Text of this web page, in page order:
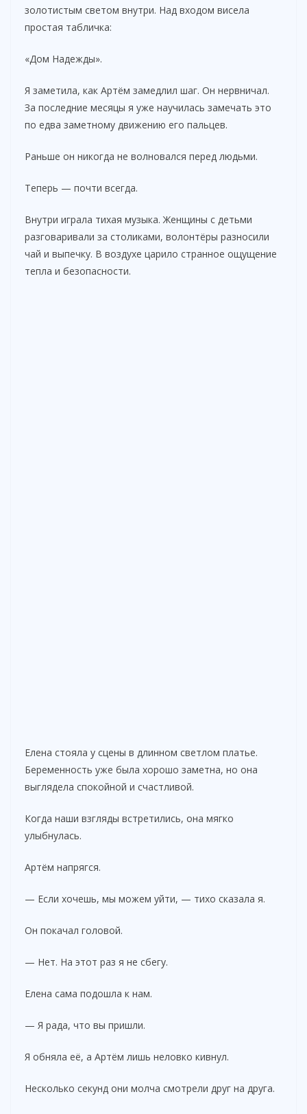
золотистым светом внутри. Над входом висела
простая табличка:
«Дом Надежды».
Я заметила, как Артём замедлил шаг. Он нервничал.
За последние месяцы я уже научилась замечать это
по едва заметному движению его пальцев.
Раньше он никогда не волновался перед людьми.
Теперь — почти всегда.
Внутри играла тихая музыка. Женщины с детьми
разговаривали за столиками, волонтёры разносили
чай и выпечку. В воздухе царило странное ощущение
тепла и безопасности.
Елена стояла у сцены в длинном светлом платье.
Беременность уже была хорошо заметна, но она
выглядела спокойной и счастливой.
Когда наши взгляды встретились, она мягко
улыбнулась.
Артём напрягся.
— Если хочешь, мы можем уйти, — тихо сказала я.
Он покачал головой.
— Нет. На этот раз я не сбегу.
Елена сама подошла к нам.
— Я рада, что вы пришли.
Я обняла её, а Артём лишь неловко кивнул.
Несколько секунд они молча смотрели друг на друга.